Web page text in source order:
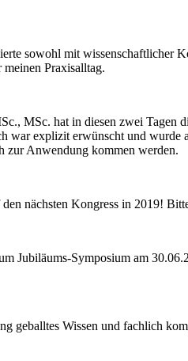
sowohl mit wissenschaftlicher
Praxisalltag.
MSc. hat in diesen zwei Tagen
war explizit erwünscht und wurde
zur Anwendung kommen werden.
nächsten Kongress in 2019!
Jubiläums-Symposium am
geballtes Wissen und fachlich